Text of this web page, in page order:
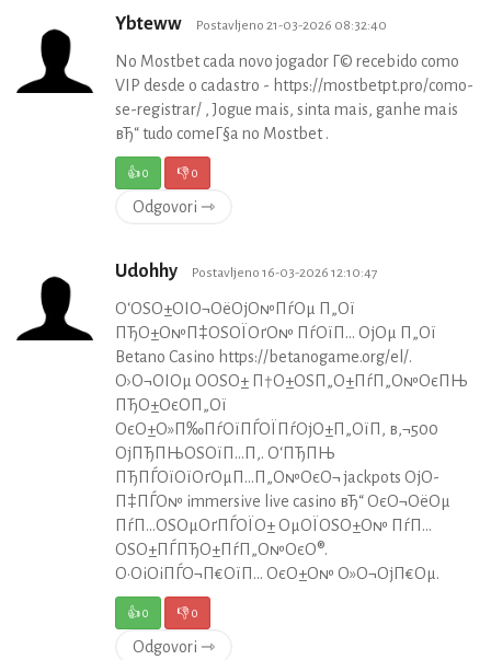
Ybteww Postavljeno 21-03-2026 08:32:40
No Mostbet cada novo jogador Г© recebido como
VIP desde o cadastro - https://mostbetpt.pro/como-
se-registrar/ , Jogue mais, sinta mais, ganhe mais
вЂ“ tudo comeГ§a no Mostbet .
👍0 👎0
Odgovori ⇾
Udohhy Postavljeno 16-03-2026 12:10:47
О‘ОЅО±ОІО¬ОёОјО№ПѓОµ П„Ої
ПЂО±О№П‡ОЅОЇОґО№ ПѓОїП… ОјОµ П„Ої
Betano Casino https://betanogame.org/el/.
О›О¬ОІОµ О­ОЅО± П†О±ОЅП„О±ПѓП„О№ОєПЊ
ПЂО±ОєО­П„Ої
ОєО±О»П‰ПѓОїПЃОЇПѓОјО±П„ОїП‚ в‚¬500
ОјПЂПЊОЅОїП…П‚. О‘ПЂПЊ
ПЂПЃОїОїОґОµП…П„О№ОєО¬ jackpots ОјО­
П‡ПЃО№ immersive live casino вЂ“ ОєО¬ОёОµ
ПѓП…ОЅОµОґПЃОЇО± ОµОЇОЅО±О№ ПѓП…
ОЅО±ПЃПЂО±ПѓП„О№ОєО®.
О•ОіОіПЃО¬П€ОїП… ОєО±О№ О»О¬ОјП€Оµ.
👍0 👎0
Odgovori ⇾